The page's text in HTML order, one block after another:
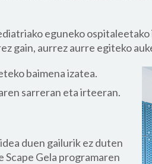
eguneko
gain, aurrez aurre egiteko
baimena izatea.
sarreran eta irteeran.
duen gailurik ez duten
Gela programaren